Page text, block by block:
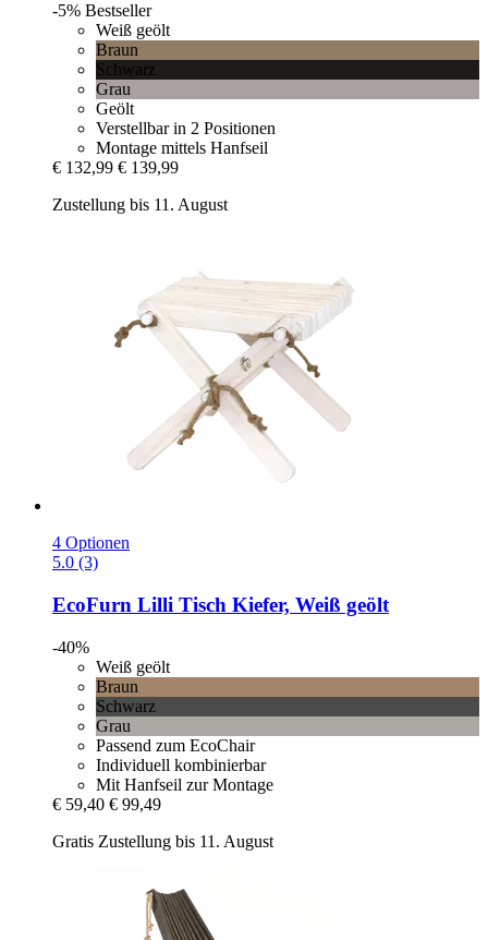
-5% Bestseller
Weiß geölt
Braun
Schwarz
Grau
Geölt
Verstellbar in 2 Positionen
Montage mittels Hanfseil
€ 132,99 € 139,99
Zustellung bis 11. August
4 Optionen
5.0 (3)
EcoFurn Lilli Tisch Kiefer, Weiß geölt
-40%
Weiß geölt
Braun
Schwarz
Grau
Passend zum EcoChair
Individuell kombinierbar
Mit Hanfseil zur Montage
€ 59,40 € 99,49
Gratis Zustellung bis 11. August